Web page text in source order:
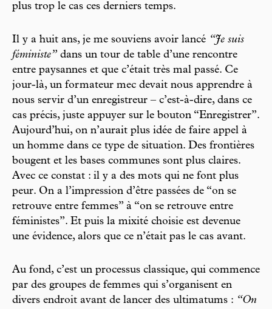
plus trop le cas ces derniers temps.
Il y a huit ans, je me souviens avoir lancé “Je suis
féministe” dans un tour de table d’une rencontre
entre paysannes et que c’était très mal passé. Ce
jour-là, un formateur mec devait nous apprendre à
nous servir d’un enregistreur – c’est-à-dire, dans ce
cas précis, juste appuyer sur le bouton “Enregistrer”.
Aujourd’hui, on n’aurait plus idée de faire appel à
un homme dans ce type de situation. Des frontières
bougent et les bases communes sont plus claires.
Avec ce constat : il y a des mots qui ne font plus
peur. On a l’impression d’être passées de “on se
retrouve entre femmes” à “on se retrouve entre
féministes”. Et puis la mixité choisie est devenue
une évidence, alors que ce n’était pas le cas avant.
Au fond, c’est un processus classique, qui commence
par des groupes de femmes qui s’organisent en
divers endroit avant de lancer des ultimatums : “On